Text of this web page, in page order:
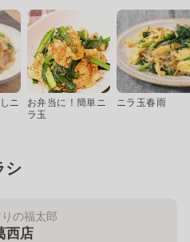
ニ
お弁当に！簡単ニ
ラ玉
ニラ玉春雨
シ
りの福太郎
西店